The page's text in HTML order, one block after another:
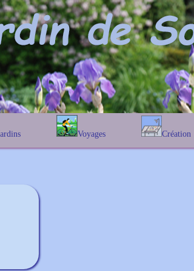
Voyages
En Belgique
Création
Prairies fleuries